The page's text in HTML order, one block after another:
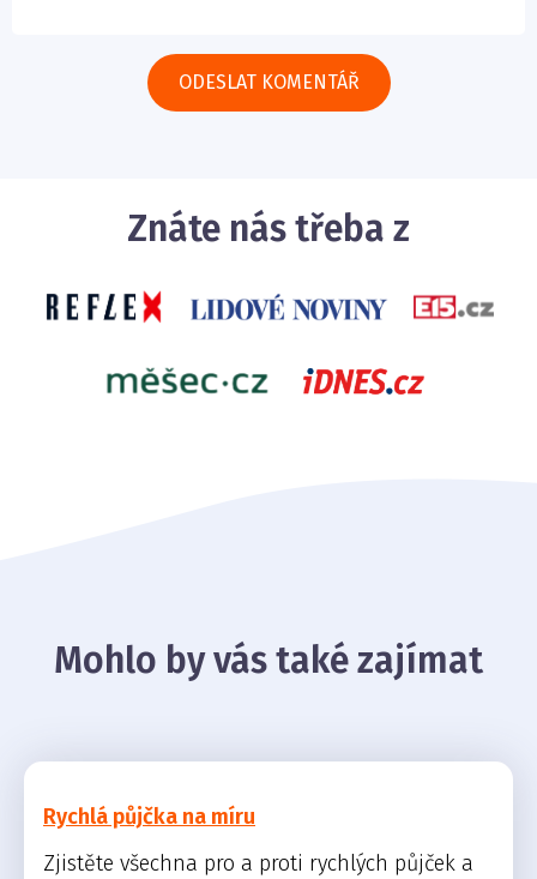
Znáte nás třeba z
Mohlo by vás také zajímat
Rychlá půjčka na míru
Zjistěte všechna pro a proti rychlých půjček a